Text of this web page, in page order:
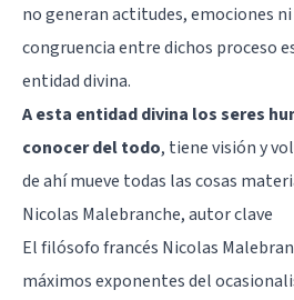
no generan actitudes, emociones
congruencia entre dichos proceso
entidad divina.
A esta entidad divina los seres
conocer del todo, tiene visión y
de ahí mueve todas las cosas
Nicolas Malebranche, autor clave
El filósofo francés Nicolas
máximos exponentes del